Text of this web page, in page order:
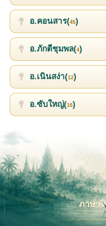
อ.คอนสาร(45)
อ.ภักดีชุมพล(4)
อ.เนินสง่า(12)
อ.ซับใหญ่(16)
ภาษา :